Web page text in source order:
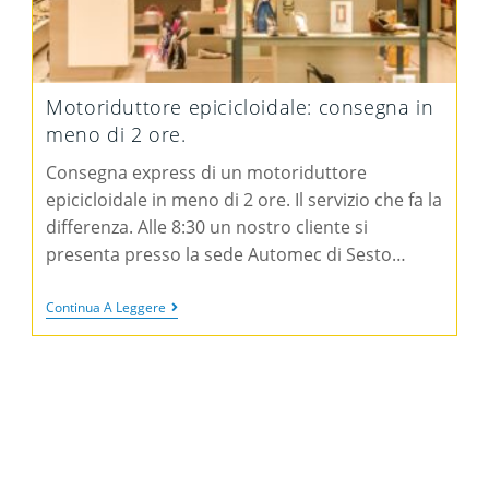
Motoriduttore epicicloidale: consegna in
meno di 2 ore.
Consegna express di un motoriduttore
epicicloidale in meno di 2 ore. Il servizio che fa la
differenza. Alle 8:30 un nostro cliente si
presenta presso la sede Automec di Sesto…
Continua A Leggere